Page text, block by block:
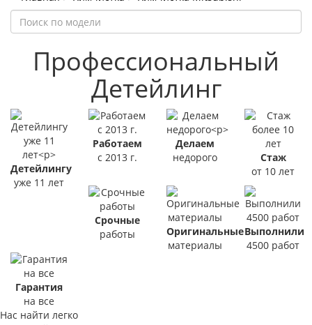
Профессиональный
Детейлинг
Детейлингу
уже 11 лет
Работаем
с 2013 г.
Делаем
недорого
Стаж
от 10 лет
Срочные
работы
Оригинальные
материалы
Выполнили
4500 работ
Гарантия
на все
Нас найти легко